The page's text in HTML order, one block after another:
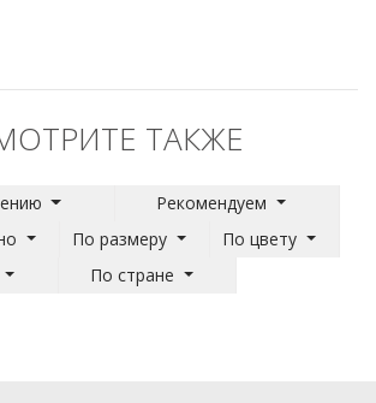
ТАКЖЕ
Рекомендуем
По размеру
По цвету
По стране